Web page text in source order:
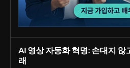
AI 영상 자동화 혁명: 손대지 않
래